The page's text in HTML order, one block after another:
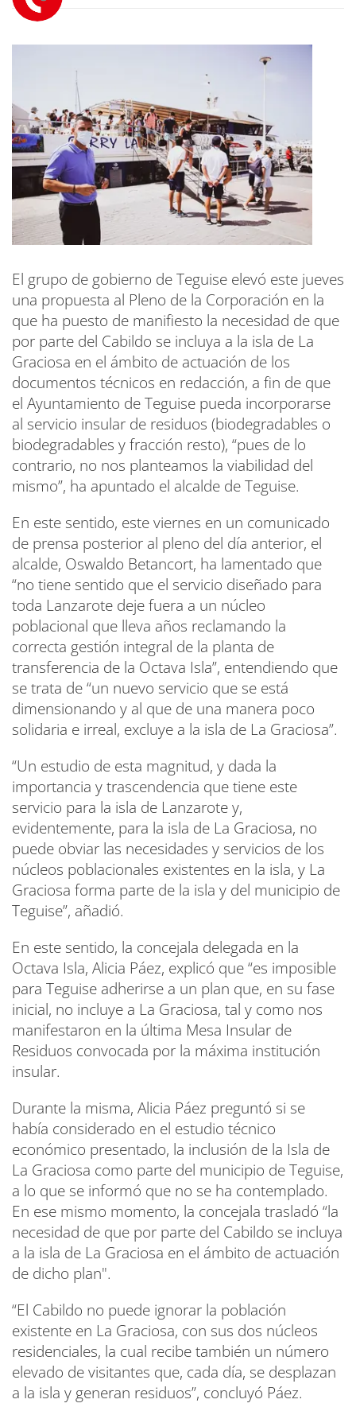
El grupo de gobierno de Teguise elevó este jueves
una propuesta al Pleno de la Corporación en la
que ha puesto de manifiesto la necesidad de que
por parte del Cabildo se incluya a la isla de La
Graciosa en el ámbito de actuación de los
documentos técnicos en redacción, a fin de que
el Ayuntamiento de Teguise pueda incorporarse
al servicio insular de residuos (biodegradables o
biodegradables y fracción resto), “pues de lo
contrario, no nos planteamos la viabilidad del
mismo”, ha apuntado el alcalde de Teguise.
En este sentido, este viernes en un comunicado
de prensa posterior al pleno del día anterior, el
alcalde, Oswaldo Betancort, ha lamentado que
“no tiene sentido que el servicio diseñado para
toda Lanzarote deje fuera a un núcleo
poblacional que lleva años reclamando la
correcta gestión integral de la planta de
transferencia de la Octava Isla”, entendiendo que
se trata de “un nuevo servicio que se está
dimensionando y al que de una manera poco
solidaria e irreal, excluye a la isla de La Graciosa”.
“Un estudio de esta magnitud, y dada la
importancia y trascendencia que tiene este
servicio para la isla de Lanzarote y,
evidentemente, para la isla de La Graciosa, no
puede obviar las necesidades y servicios de los
núcleos poblacionales existentes en la isla, y La
Graciosa forma parte de la isla y del municipio de
Teguise”, añadió.
En este sentido, la concejala delegada en la
Octava Isla, Alicia Páez, explicó que “es imposible
para Teguise adherirse a un plan que, en su fase
inicial, no incluye a La Graciosa, tal y como nos
manifestaron en la última Mesa Insular de
Residuos convocada por la máxima institución
insular.
Durante la misma, Alicia Páez preguntó si se
había considerado en el estudio técnico
económico presentado, la inclusión de la Isla de
La Graciosa como parte del municipio de Teguise,
a lo que se informó que no se ha contemplado.
En ese mismo momento, la concejala trasladó “la
necesidad de que por parte del Cabildo se incluya
a la isla de La Graciosa en el ámbito de actuación
de dicho plan".
“El Cabildo no puede ignorar la población
existente en La Graciosa, con sus dos núcleos
residenciales, la cual recibe también un número
elevado de visitantes que, cada día, se desplazan
a la isla y generan residuos”, concluyó Páez.